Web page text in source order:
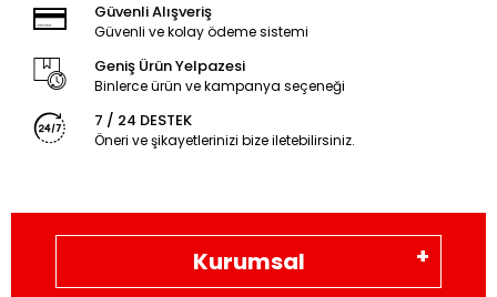
Güvenli Alışveriş
Güvenli ve kolay ödeme sistemi
Geniş Ürün Yelpazesi
Binlerce ürün ve kampanya seçeneği
7 / 24 DESTEK
Öneri ve şikayetlerinizi bize iletebilirsiniz.
Kurumsal